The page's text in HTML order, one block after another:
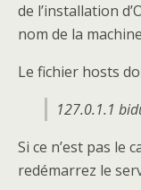
de l’installation
nom de la
Le fichier hosts
127.0.1.1
Si ce n’est pas le
redémarrez le